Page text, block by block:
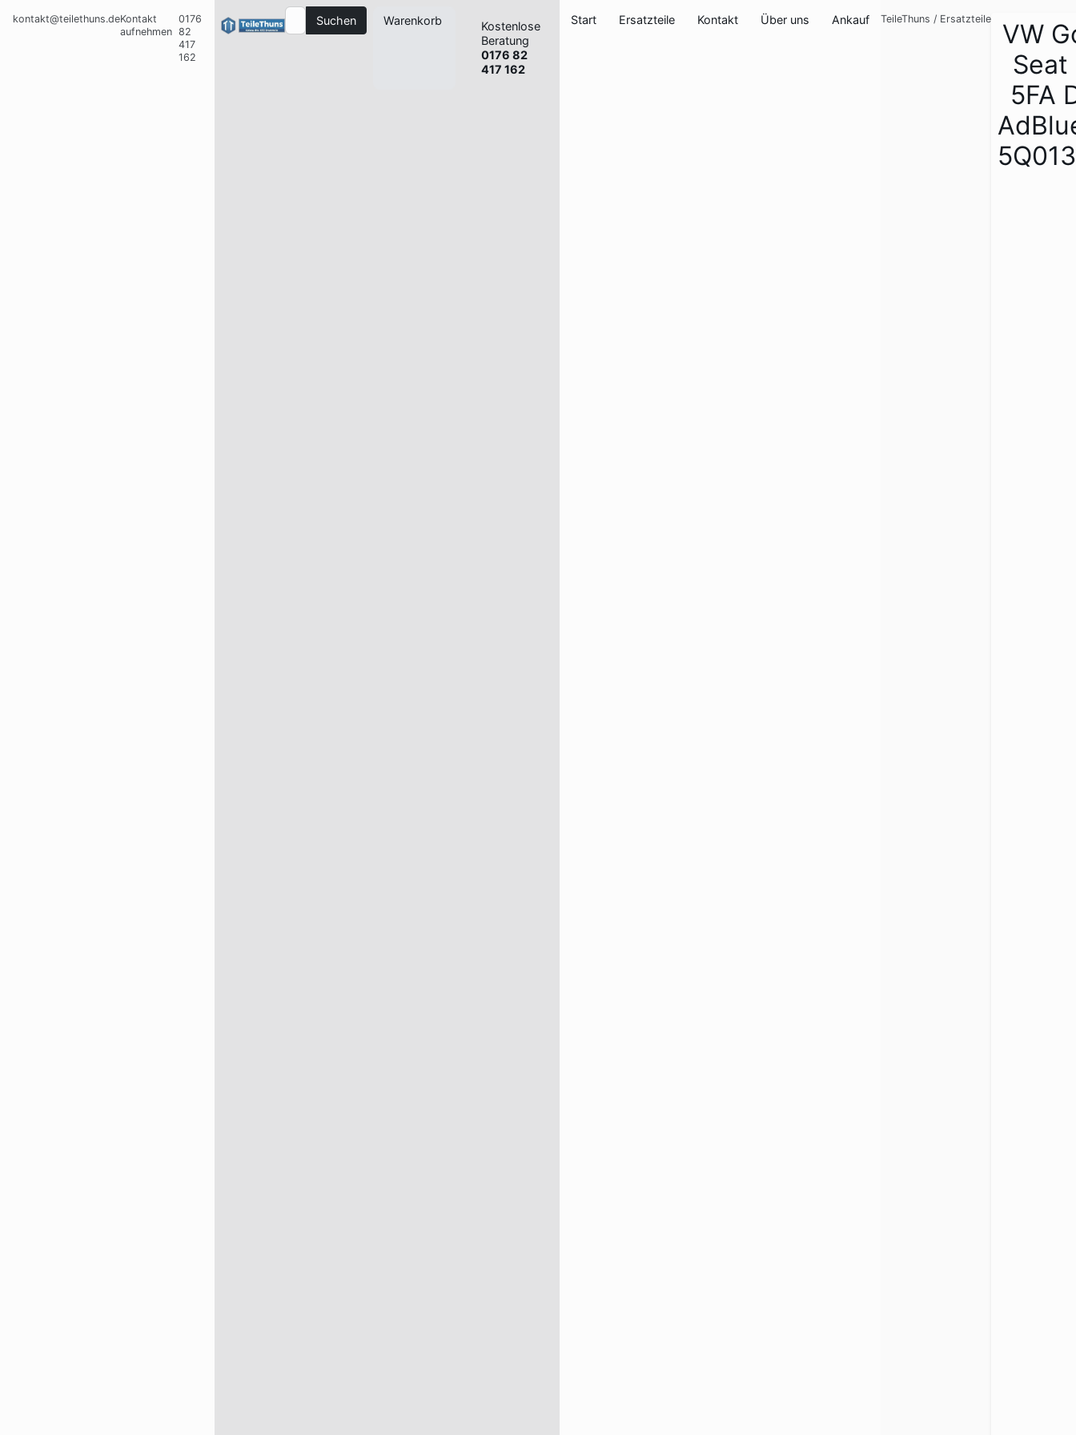
kontakt@teilethuns.deKontakt
aufnehmen
0176
82
417
162
Suchen Warenkorb
Kostenlose
Beratung
0176 82
417 162
Start Ersatzteile Kontakt Über uns Ankauf TeileThuns / Ersatzteile
VW
Seat
5FA